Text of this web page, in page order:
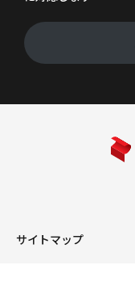
サイトマップ